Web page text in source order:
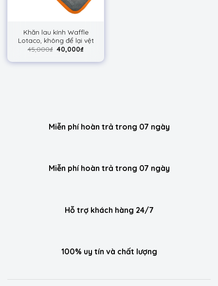
Khăn lau kính Waffle
Lotaco, không để lại vệt
45,000₫ 40,000₫
Miễn phí hoàn trả trong 07 ngày
Miễn phí hoàn trả trong 07 ngày
Hỗ trợ khách hàng 24/7
100% uy tín và chất lượng